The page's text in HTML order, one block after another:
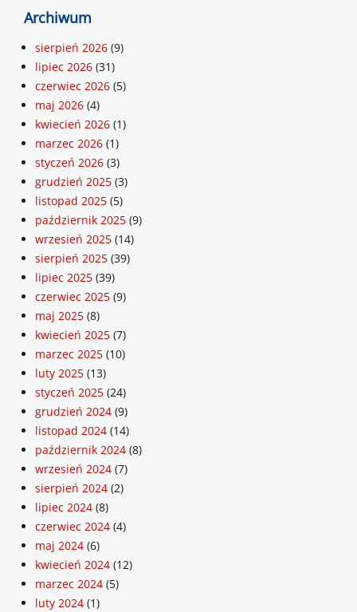
Archiwum
sierpień 2026 (9)
lipiec 2026 (31)
czerwiec 2026 (5)
maj 2026 (4)
kwiecień 2026 (1)
marzec 2026 (1)
styczeń 2026 (3)
grudzień 2025 (3)
listopad 2025 (5)
październik 2025 (9)
wrzesień 2025 (14)
sierpień 2025 (39)
lipiec 2025 (39)
czerwiec 2025 (9)
maj 2025 (8)
kwiecień 2025 (7)
marzec 2025 (10)
luty 2025 (13)
styczeń 2025 (24)
grudzień 2024 (9)
listopad 2024 (14)
październik 2024 (8)
wrzesień 2024 (7)
sierpień 2024 (2)
lipiec 2024 (8)
czerwiec 2024 (4)
maj 2024 (6)
kwiecień 2024 (12)
marzec 2024 (5)
luty 2024 (1)